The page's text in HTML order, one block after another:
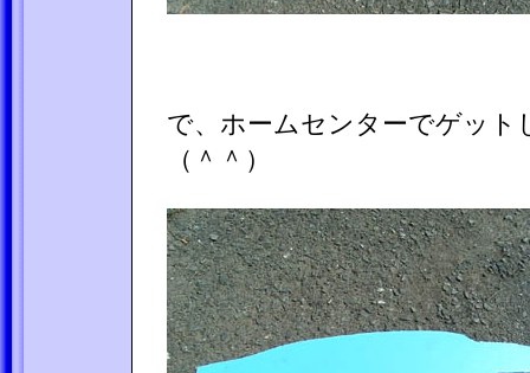
で、ホームセンターでゲッ
（＾＾）